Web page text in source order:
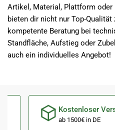
Artikel, Material, Plattform oder
bieten dir nicht nur Top-
kompetente Beratung bei
Standfläche, Aufstieg oder
auch ein individuelles Angebot!
Kostenloser
ab 1500€ in DE